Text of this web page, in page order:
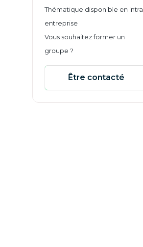
Thématique disponible en intra
entreprise
Vous souhaitez former un
groupe ?
Être contacté